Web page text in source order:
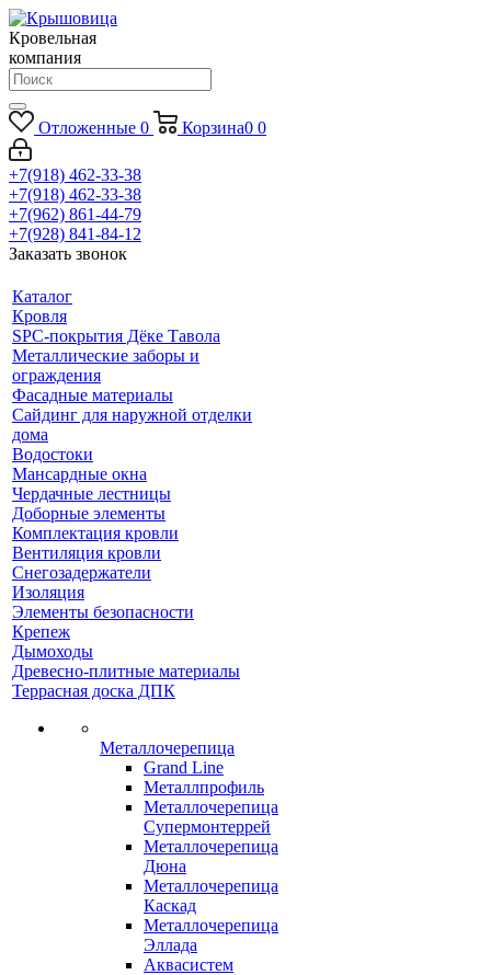
Кровельная
компания
Отложенные 0 Корзина0 0
+7(918) 462-33-38
+7(918) 462-33-38
+7(962) 861-44-79
+7(928) 841-84-12
Заказать звонок
Каталог
Кровля
SPC-покрытия Дёке Тавола
Металлические заборы и
ограждения
Фасадные материалы
Сайдинг для наружной отделки
дома
Водостоки
Мансардные окна
Чердачные лестницы
Доборные элементы
Комплектация кровли
Вентиляция кровли
Снегозадержатели
Изоляция
Элементы безопасности
Крепеж
Дымоходы
Древесно-плитные материалы
Террасная доска ДПК
Металлочерепица
Grand Line
Металлпрофиль
Металлочерепица
Супермонтеррей
Металлочерепица
Дюна
Металлочерепица
Каскад
Металлочерепица
Эллада
Аквасистем